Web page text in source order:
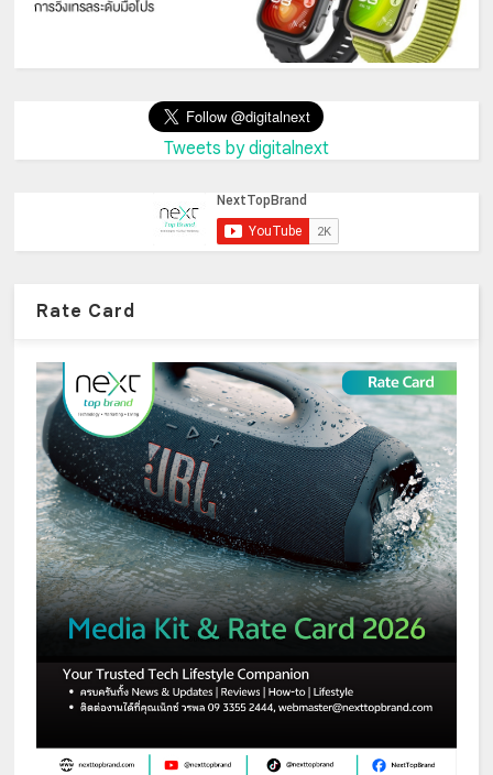
Tweets by digitalnext
Rate Card